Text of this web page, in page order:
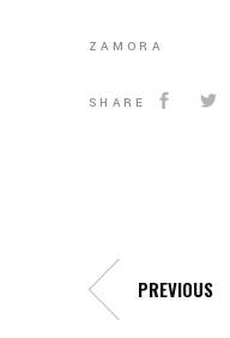
ZAMORA
SHARE
PREVIOUS